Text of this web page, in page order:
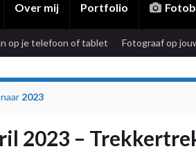
Over mij Portfolio
op je telefoon of tablet Fotograaf op
2023
2023 –